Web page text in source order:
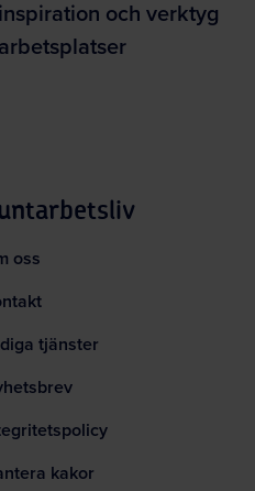
och verktyg
oss
tjänster
kakor